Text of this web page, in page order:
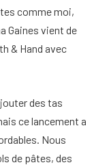
comme moi,
Gaines vient de
& Hand avec
des tas
ce lancement a
Nous
de pâtes, des